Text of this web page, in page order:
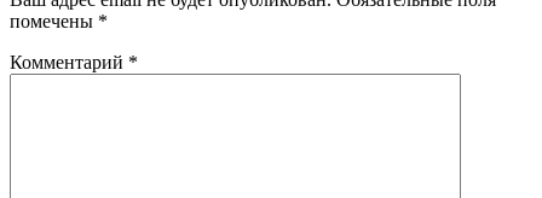
помечены *
Комментарий *